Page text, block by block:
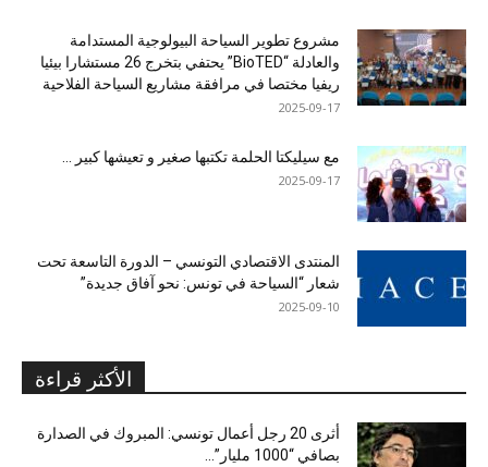
مشروع تطوير السياحة البيولوجية المستدامة
والعادلة “BioTED” يحتفي بتخرج 26 مستشارا بيئيا
ريفيا مختصا في مرافقة مشاريع السياحة الفلاحية
2025-09-17
مع سيليكتا الحلمة تكتبها صغير و تعيشها كبير …
2025-09-17
المنتدى الاقتصادي التونسي – الدورة التاسعة تحت
شعار “السياحة في تونس: نحو آفاق جديدة”
2025-09-10
الأكثر قراءة
أثرى 20 رجل أعمال تونسي: المبروك في الصدارة
بصافي “1000 مليار”...